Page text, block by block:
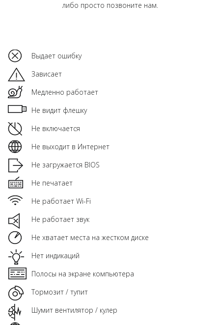
либо просто позвоните нам.
Выдает ошибку
Зависает
Медленно работает
Не видит флешку
Не включается
Не выходит в Интернет
Не загружается BIOS
Не печатает
Не работает Wi-Fi
Не работает звук
Не хватает места на жестком диске
Нет индикаций
Полосы на экране компьютера
Тормозит / тупит
Шумит вентилятор / кулер